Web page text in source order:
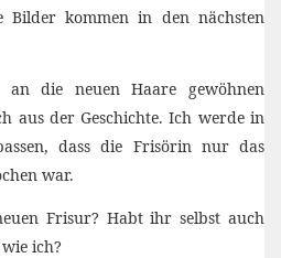
Bilder kommen in den nächsten
die neuen Haare gewöhnen
aus der Geschichte. Ich werde in
dass die Frisörin nur das
war.
Frisur? Habt ihr selbst auch
ich?